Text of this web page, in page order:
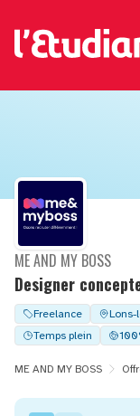
Designer
ME AND MY BOSS
Freelance Lons-
Temps plein
ME AND MY BOSS